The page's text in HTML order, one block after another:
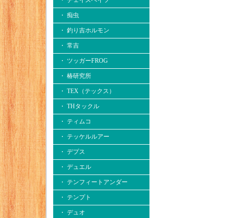
・ 痴虫
・ 釣り吉ホルモン
・ 常吉
・ ツッガーFROG
・ 椿研究所
・ TEX（テックス）
・ THタックル
・ ティムコ
・ テッケルルアー
・ デプス
・ デュエル
・ テンフィートアンダー
・ テンプト
・ デュオ